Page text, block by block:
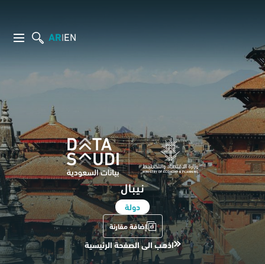
EN
|
AR
نيبال
دولة
إضافة مقارنة
اذهب الى الصفحة الرئيسية